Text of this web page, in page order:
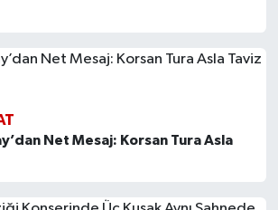
Net Mesaj: Korsan Tura Asla